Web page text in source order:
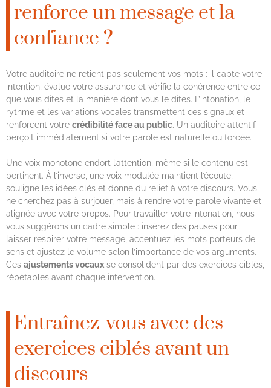
renforce un message et la
confiance ?
Votre auditoire ne retient pas seulement vos mots : il capte votre
intention, évalue votre assurance et vérifie la cohérence entre ce
que vous dites et la manière dont vous le dites. L’intonation, le
rythme et les variations vocales transmettent ces signaux et
renforcent votre crédibilité face au public. Un auditoire attentif
perçoit immédiatement si votre parole est naturelle ou forcée.
Une voix monotone endort l’attention, même si le contenu est
pertinent. À l’inverse, une voix modulée maintient l’écoute,
souligne les idées clés et donne du relief à votre discours. Vous
ne cherchez pas à surjouer, mais à rendre votre parole vivante et
alignée avec votre propos. Pour travailler votre intonation, nous
vous suggérons un cadre simple : insérez des pauses pour
laisser respirer votre message, accentuez les mots porteurs de
sens et ajustez le volume selon l’importance de vos arguments.
Ces ajustements vocaux se consolident par des exercices ciblés,
répétables avant chaque intervention.
Entraînez-vous avec des
exercices ciblés avant un
discours